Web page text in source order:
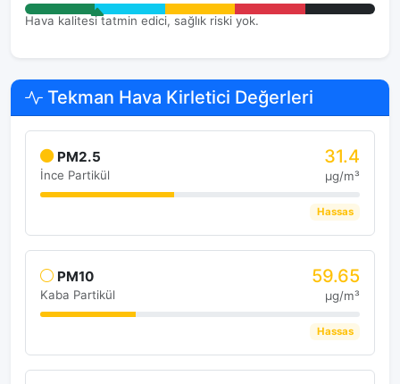
Hava kalitesi tatmin edici, sağlık riski yok.
Tekman Hava Kirletici Değerleri
PM2.5
İnce Partikül
31.4
μg/m³
Hassas
PM10
Kaba Partikül
59.65
μg/m³
Hassas